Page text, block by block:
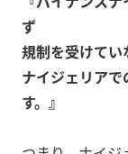
ず
規制を受けて
ナイジェリア
す。』